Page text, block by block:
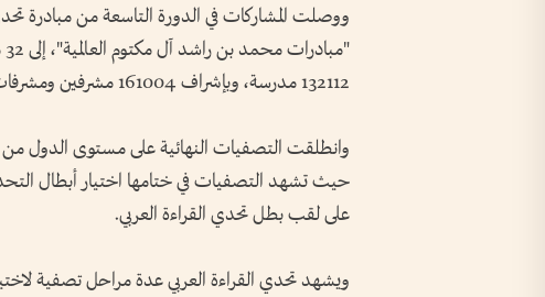
ووصلت المشاركات في الدورة التاسعة من مبادرة
132112 مدرسة، وبإشراف 161004 مشرفين ومشرفات.
حيث تشهد التصفيات في ختامها اختيار أبطال
على لقب بطل تحدي القراءة العربي.
ويشهد تحدي القراءة العربي عدة مراحل تصفية